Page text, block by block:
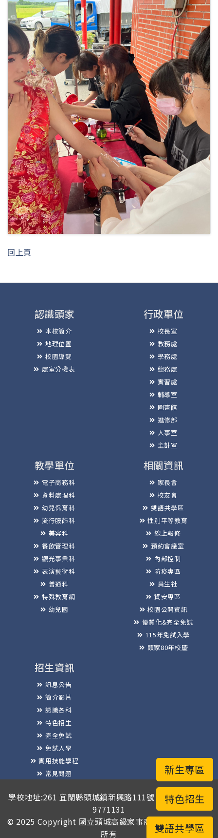
回上頁
雙語共學區
特色招生
新生專區
認識頭家
本校簡介
地理位置
校園導覽
處室分機表
行政單位
校長室
教務處
學務處
總務處
實習處
輔導室
圖書館
進修部
人事室
主計室
教學單位
電子商務科
資料處理科
幼兒保育科
流行服飾科
美容科
餐飲管理科
觀光事業科
表演藝術科
普通科
特殊教育網
幼兒園
相關資訊
家長會
校友會
雙語共學區
性別平等教育
線上報修
預約會議室
內部控制
防疫專區
員生社
資安專區
校園公開資訊
優質化&完全免試
115年免試入學
頭家80年校慶
招生資訊
訊息公告
簡介影片
認識各科
特色招生
完全免試
免試入學
實用技能學程
常見問題
學校地址:261 宜蘭縣頭城鎮新興路111號 / 電話總機:03-
9771131
© 2025 Copyright 國立頭城高級家事商業職業學校版權
所有